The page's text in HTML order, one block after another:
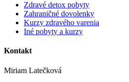
Zdravé detox pobyty
Zahraničné dovolenky
Kurzy zdravého varenia
Iné pobyty a kurzy
Kontakt
Miriam Latečková